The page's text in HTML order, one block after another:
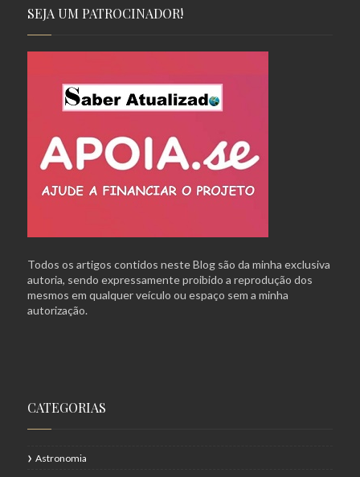
SEJA UM PATROCINADOR!
Todos os artigos contidos neste Blog são da minha exclusiva
autoria, sendo expressamente proibido a reprodução dos
mesmos em qualquer veículo ou espaço sem a minha
autorização.
CATEGORIAS
Astronomia